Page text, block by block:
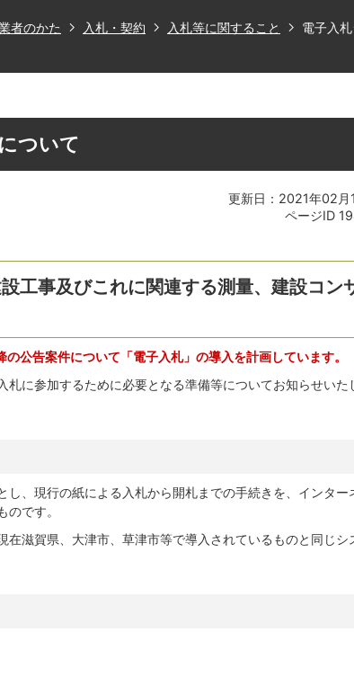
者のかた 入札・契約 入札等に関すること 電子入
ついて
更新日：2021年02月
ページID
工事及びこれに関連する測量、建設コン
公告案件について「電子入札」の導入を計画しています。
札に参加するために必要となる準備等についてお知らせいた
し、現行の紙による入札から開札までの手続きを、インター
です。
在滋賀県、大津市、草津市等で導入されているものと同じシ